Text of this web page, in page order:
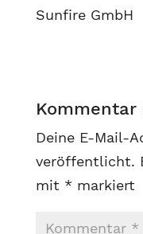
Sunfire GmbH
Kommentar
Deine E-Mail-
veröffentlicht.
mit * markiert